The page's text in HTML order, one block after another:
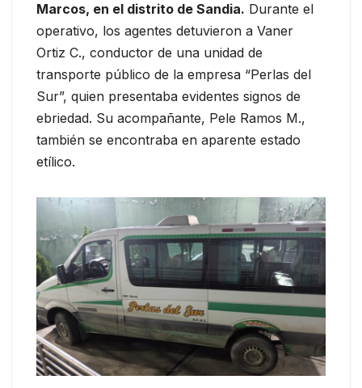
Marcos, en el distrito de Sandia. Durante el
operativo, los agentes detuvieron a Vaner
Ortiz C., conductor de una unidad de
transporte público de la empresa “Perlas del
Sur”, quien presentaba evidentes signos de
ebriedad. Su acompañante, Pele Ramos M.,
también se encontraba en aparente estado
etílico.